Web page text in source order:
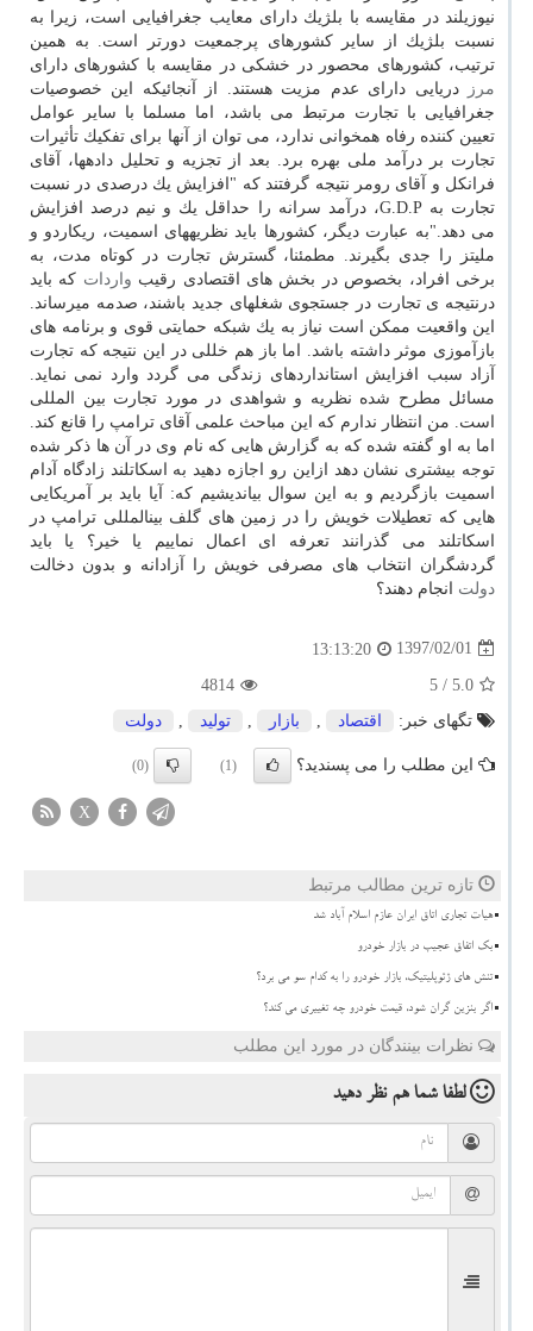
نیوزیلند در مقایسه با بلژیك دارای معایب جغرافیایی است، زیرا به
نسبت بلژیك از سایر كشورهای پرجمعیت دورتر است. به همین
ترتیب، كشورهای محصور در خشكی در مقایسه با كشورهای دارای
مرز
دریایی دارای عدم مزیت هستند. از آنجائیكه این خصوصیات
جغرافیایی با تجارت مرتبط می باشد، اما مسلما با سایر عوامل
تعیین كننده رفاه همخوانی ندارد، می توان از آنها برای تفكیك تأثیرات
تجارت بر درآمد ملی بهره برد. بعد از تجزیه و تحلیل داده­ها، آقای
فرانكل و آقای رومر نتیجه گرفتند كه "افزایش یك درصدی در نسبت
تجارت به G.D.P، درآمد سرانه را حداقل یك و نیم درصد افزایش
می­ دهد."به عبارت دیگر، كشورها باید نظریه­های اسمیت، ریكاردو و
ملیتز را جدی بگیرند. مطمئنا، گسترش تجارت در كوتاه­ مدت، به
برخی افراد، بخصوص در بخش­ های اقتصادی رقیب واردات كه باید
درنتیجه ی تجارت در جستجوی شغل­های جدید باشند، صدمه می­رساند.
این واقعیت ممكن است نیاز به یك شبكه حمایتی قوی و برنامه های
بازآموزی موثر داشته باشد. اما باز هم خللی در این نتیجه كه تجارت
آزاد سبب افزایش استانداردهای زندگی می گردد وارد نمی نماید.
مسائل مطرح شده نظریه و شواهدی در مورد تجارت بین المللی
است. من انتظار ندارم كه این مباحث علمی آقای ترامپ را قانع كند.
اما به او گفته شده كه به گزارش هایی كه نام وی در آن ها ذكر شده
توجه بیشتری نشان دهد ازاین رو اجازه دهید به اسكاتلند زادگاه آدام
اسمیت بازگردیم و به این سوال بیاندیشیم كه: آیا باید بر آمریكایی
هایی كه تعطیلات خویش را در زمین های گلف بین­المللی ترامپ در
اسكاتلند می گذرانند تعرفه ای اعمال نماییم یا خیر؟ یا باید
گردشگران انتخاب های مصرفی خویش را آزادانه و بدون دخالت
دولت انجام دهند؟
1397/02/01
13:13:20
5.0
/ 5
4814
تگهای خبر:
اقتصاد , بازار , تولید , دولت
این مطلب را می پسندید؟ (1)
(0)
X
تازه ترین مطالب مرتبط
هیات تجاری اتاق ایران عازم اسلام آباد شد
بک اتفاق عجیب در بازار خودرو
تنش های ژئوپلیتیک، بازار خودرو را به کدام سو می برد؟
اگر بنزین گران شود، قیمت خودرو چه تغییری می کند؟
نظرات بینندگان در مورد این مطلب
لطفا شما همنظر دهید